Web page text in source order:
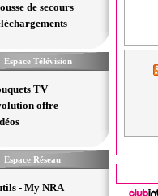
de secours
Espace Télévision
TV
offre
Espace Réseau
- My NRA